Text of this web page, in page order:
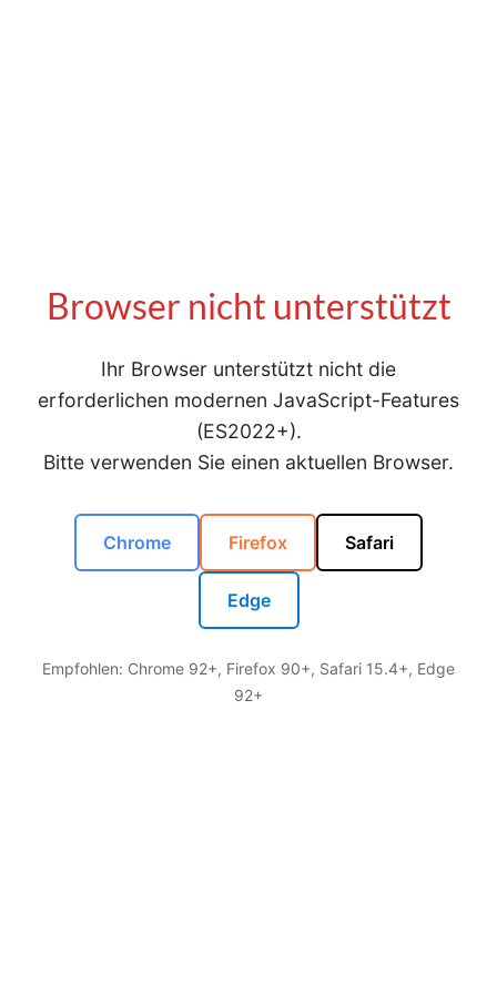
Browser nicht unterstützt
Ihr Browser unterstützt nicht die
erforderlichen modernen JavaScript-Features
(ES2022+).
Bitte verwenden Sie einen aktuellen Browser.
Chrome Firefox Safari
Edge
Empfohlen: Chrome 92+, Firefox 90+, Safari 15.4+, Edge
92+